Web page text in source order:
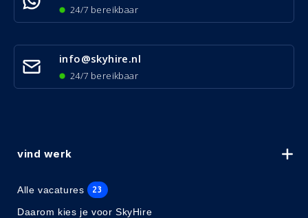
24/7 bereikbaar
info@skyhire.nl
24/7 bereikbaar
vind werk
Alle vacatures 23
Daarom kies je voor SkyHire